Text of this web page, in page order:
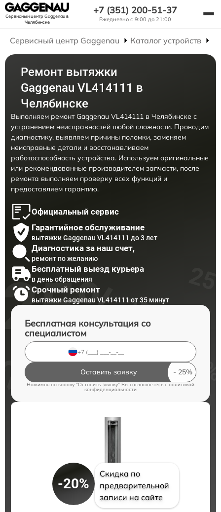
Сервисный центр Gaggenauв
Челябинске
+7 (351) 200-51-37
Ежедневно с 9:00 до 21:00
Сервисный центр Gaggenau Каталог устройств
Ремонт вытяжки
Gaggenau VL414111 в
Челябинске
Выполняем ремонт Gaggenau VL414111 в Челябинске с
устранением неисправностей любой сложности. Проводим
диагностику, выявляем причины поломки, заменяем
неисправные детали и восстанавливаем
работоспособность устройства. Используем оригинальные
или рекомендованные производителем запчасти, после
ремонта выполняем проверку всех функций и
предоставляем гарантию.
Официальный сервис
Гарантийное обслуживание
вытяжки Gaggenau VL414111 до 3 лет
Диагностика за наш счет,
ремонт по желанию
Бесплатный выезд курьера
в день обращения
Срочный ремонт
вытяжки Gaggenau VL414111 от 35 минут
Бесплатная консультация со
специалистом
Оставить заявку
Нажимая на кнопку "Оставить заявку" Вы соглашаетесь c политикой
конфиденциальности
-20%
Скидка по
предварительной
записи на сайте